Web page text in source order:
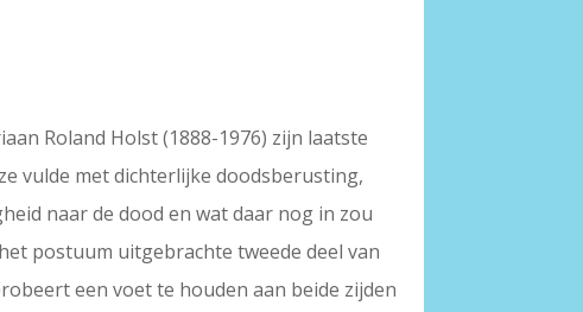
Roland Holst (1888-1976) zijn laatste
vulde met dichterlijke doodsberusting,
naar de dood en wat daar nog in zou
postuum uitgebrachte tweede deel van
een voet te houden aan beide zijden